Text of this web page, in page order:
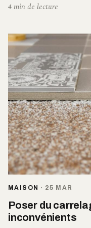
4 min de lecture
MAISON · 25 MAR
Poser du
inconvénients